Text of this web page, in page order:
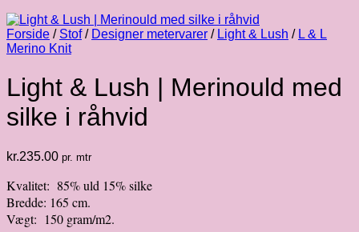
Forside / Stof / Designer metervarer / Light & Lush / L & L
Merino Knit
Light & Lush | Merinould med
silke i råhvid
kr.235.00 pr. mtr
Kvalitet: 85% uld 15% silke
Bredde: 165 cm.
Vægt: 150 gram/m2.